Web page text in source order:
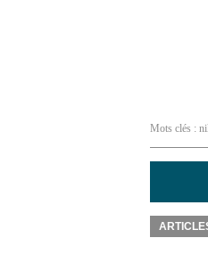
Mots clés :